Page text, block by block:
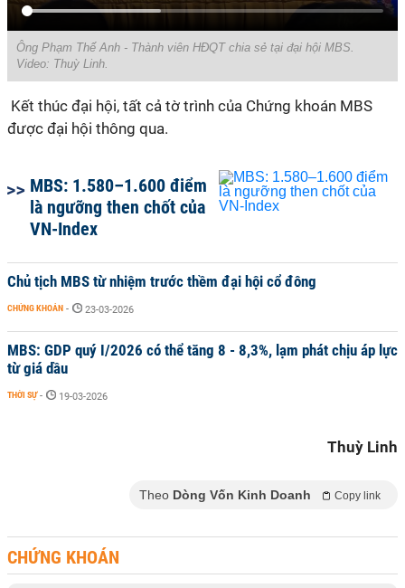
Ông Phạm Thế Anh - Thành viên HĐQT chia sẻ tại đại hội MBS.
Video: Thuỳ Linh.
Kết thúc đại hội, tất cả tờ trình của Chứng khoán MBS
được đại hội thông qua.
MBS: 1.580–1.600 điểm
là ngưỡng then chốt của
VN-Index
Chủ tịch MBS từ nhiệm trước thềm đại hội cổ đông
CHỨNG KHOÁN - 23-03-2026
MBS: GDP quý I/2026 có thể tăng 8 - 8,3%, lạm phát chịu áp lực
từ giá dầu
THỜI SỰ - 19-03-2026
Thuỳ Linh
Theo Dòng Vốn Kinh Doanh Copy link
CHỨNG KHOÁN